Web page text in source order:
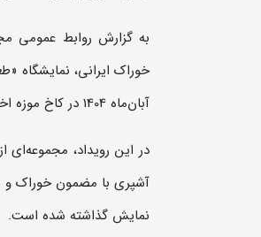
به گزارش روابط عمومی
آبان‌ماه 1404 در کاخ موزه اختصاصی نیاوران برگزار می‌شود.
در این رویداد، مجموعه‌ای
آشپری با مضمون خوراک و
نمایش گذاشته شده است.